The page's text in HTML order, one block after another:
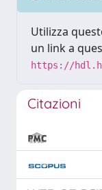
Utilizza
un link a
https://
Citazioni